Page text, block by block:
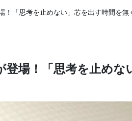
！「思考を止めない」芯を出す時間を無
場！「思考を止めな